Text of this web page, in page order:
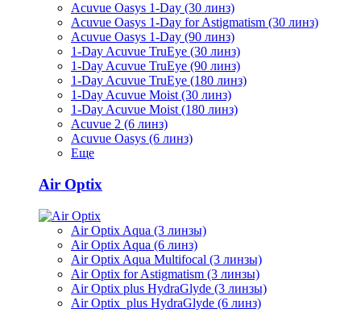
Acuvue Oasys 1-Day (30 линз)
Acuvue Oasys 1-Day for Astigmatism (30 линз)
Acuvue Oasys 1-Day (90 линз)
1-Day Acuvue TruEye (30 линз)
1-Day Acuvue TruEye (90 линз)
1-Day Acuvue TruEye (180 линз)
1-Day Acuvue Moist (30 линз)
1-Day Acuvue Moist (180 линз)
Acuvue 2 (6 линз)
Acuvue Oasys (6 линз)
Еще
Air Optix
Air Optix Aqua (3 линзы)
Air Optix Aqua (6 линз)
Air Optix Aqua Multifocal (3 линзы)
Air Optix for Astigmatism (3 линзы)
Air Optix plus HydraGlyde (3 линзы)
Air Optix plus HydraGlyde (6 линз)